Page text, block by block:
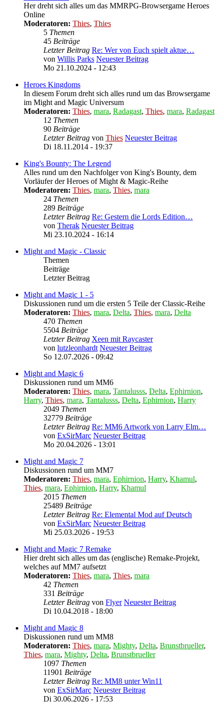
Her dreht sich alles um das MMRPG-Browsergame Heroes
Online
Moderatoren: Thies, Thies
5 Themen
45 Beiträge
Letzter Beitrag Re: Wer von Euch spielt aktue…
von Willis Parks Neuester Beitrag
Mo 21.10.2024 - 12:43
Heroes Kingdoms
In diesem Forum dreht sich alles rund um das Browsergame
im Might and Magic Universum
Moderatoren: Thies, mara, Radagast, Thies, mara, Radagast
12 Themen
90 Beiträge
Letzter Beitrag von Thies Neuester Beitrag
Di 18.11.2014 - 19:37
King's Bounty: The Legend
Alles rund um den Nachfolger von King's Bounty, dem
Vorläufer der Heroes of Might & Magic-Reihe
Moderatoren: Thies, mara, Thies, mara
24 Themen
289 Beiträge
Letzter Beitrag Re: Gestern die Lords Edition…
von Therak Neuester Beitrag
Mi 23.10.2024 - 16:14
Might and Magic - Classic
Themen
Beiträge
Letzter Beitrag
Might and Magic 1 - 5
Diskussionen rund um die ersten 5 Teile der Classic-Reihe
Moderatoren: Thies, mara, Delta, Thies, mara, Delta
470 Themen
5504 Beiträge
Letzter Beitrag Xeen mit Raycaster
von lutzleonhardt Neuester Beitrag
So 12.07.2026 - 09:42
Might and Magic 6
Diskussionen rund um MM6
Moderatoren: Thies, mara, Tantalusss, Delta, Ephirnion,
Harry, Thies, mara, Tantalusss, Delta, Ephirnion, Harry
2049 Themen
32779 Beiträge
Letzter Beitrag Re: MM6 Artwork von Larry Elm…
von ExSirMarc Neuester Beitrag
Mo 20.04.2026 - 13:01
Might and Magic 7
Diskussionen rund um MM7
Moderatoren: Thies, mara, Ephirnion, Harry, Khamul,
Thies, mara, Ephirnion, Harry, Khamul
2015 Themen
25489 Beiträge
Letzter Beitrag Re: Elemental Mod auf Deutsch
von ExSirMarc Neuester Beitrag
Mi 25.03.2026 - 19:53
Might and Magic 7 Remake
Hier dreht sich alles um das (englische) Remake-Projekt,
welches auf MM7 aufsetzt
Moderatoren: Thies, mara, Thies, mara
42 Themen
331 Beiträge
Letzter Beitrag von Flyer Neuester Beitrag
Di 10.04.2018 - 18:00
Might and Magic 8
Diskussionen rund um MM8
Moderatoren: Thies, mara, Mighty, Delta, Brunstbrueller,
Thies, mara, Mighty, Delta, Brunstbrueller
1097 Themen
11901 Beiträge
Letzter Beitrag Re: MM8 unter Win11
von ExSirMarc Neuester Beitrag
Di 30.06.2026 - 17:53